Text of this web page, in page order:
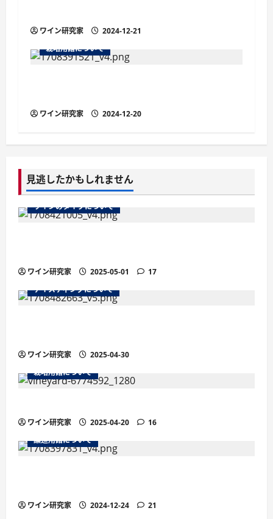
ワイン研究家
2024-12-21
栽培用語について
ワイン研究家 2024-12-20
見逃したかもしれません
ワインのタイプについて
ワイン研究家 2025-05-01
17
テイスティングについて
ワイン研究家
2025-04-30
栽培用語について
ワイン研究家 2025-04-20
16
醸造用語について
ワイン研究家 2024-12-24 21